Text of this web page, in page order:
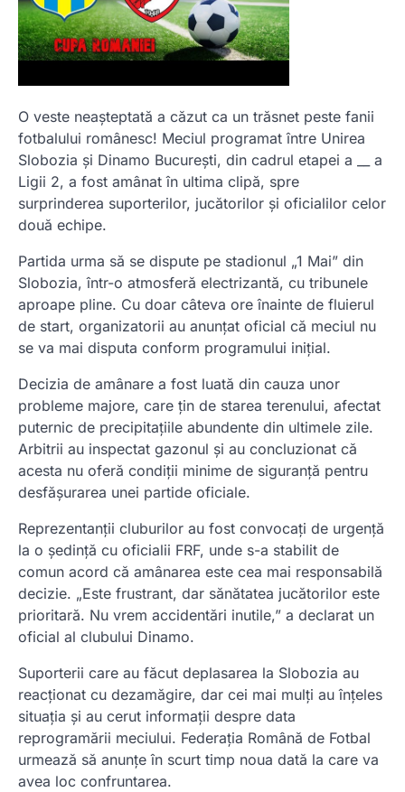
O veste neașteptată a căzut ca un trăsnet peste fanii
fotbalului românesc! Meciul programat între Unirea
Slobozia și Dinamo București, din cadrul etapei a __ a
Ligii 2, a fost amânat în ultima clipă, spre
surprinderea suporterilor, jucătorilor și oficialilor celor
două echipe.
Partida urma să se dispute pe stadionul „1 Mai” din
Slobozia, într-o atmosferă electrizantă, cu tribunele
aproape pline. Cu doar câteva ore înainte de fluierul
de start, organizatorii au anunțat oficial că meciul nu
se va mai disputa conform programului inițial.
Decizia de amânare a fost luată din cauza unor
probleme majore, care țin de starea terenului, afectat
puternic de precipitațiile abundente din ultimele zile.
Arbitrii au inspectat gazonul și au concluzionat că
acesta nu oferă condiții minime de siguranță pentru
desfășurarea unei partide oficiale.
Reprezentanții cluburilor au fost convocați de urgență
la o ședință cu oficialii FRF, unde s-a stabilit de
comun acord că amânarea este cea mai responsabilă
decizie. „Este frustrant, dar sănătatea jucătorilor este
prioritară. Nu vrem accidentări inutile,” a declarat un
oficial al clubului Dinamo.
Suporterii care au făcut deplasarea la Slobozia au
reacționat cu dezamăgire, dar cei mai mulți au înțeles
situația și au cerut informații despre data
reprogramării meciului. Federația Română de Fotbal
urmează să anunțe în scurt timp noua dată la care va
avea loc confruntarea.